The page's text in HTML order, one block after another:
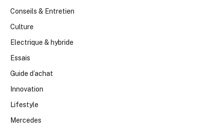
Conseils & Entretien
Culture
Electrique & hybride
Essais
Guide d’achat
Innovation
Lifestyle
Mercedes